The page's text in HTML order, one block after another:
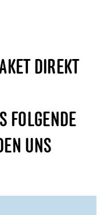
DIREKT
FOLGENDE
UNS